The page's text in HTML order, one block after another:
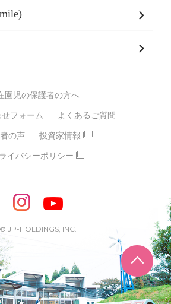
ページ
期・
ル保育園
育園
ーリ式保育園
育・学童
えいご
イリンガル！
スリート教室
♪ ドレミっこ
ダンサー!
リーダー
園児の保護者の方へ
フォーム よくあるご質問
の声 投資家情報
イバシーポリシー
© JP-HOLDINGS, INC.